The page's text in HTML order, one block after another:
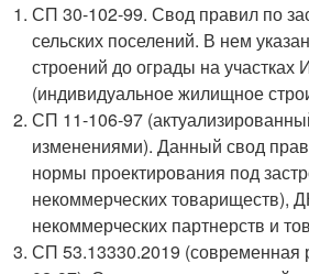
СП 30-102-99. Свод правил по
сельских поселений. В нем
строений до ограды на
(индивидуальное жилищное
СП 11-106-97
изменениями). Данный свод
нормы проектирования под
некоммерческих товариществ),
некоммерческих партнерств и
СП 53.13330.2019